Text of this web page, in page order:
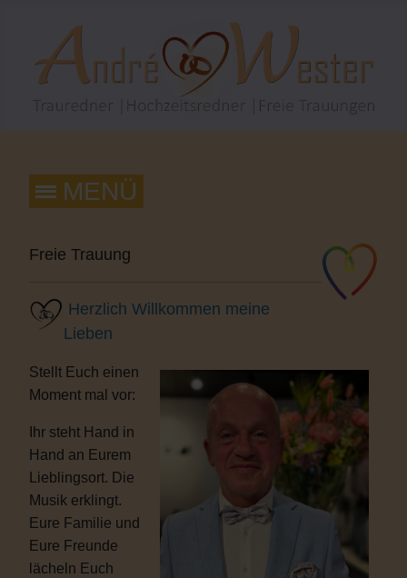
Freie Trauung
Herzlich Willkommen meine
Lieben
Stellt Euch einen
Moment mal vor:
Ihr steht Hand in
Hand an Eurem
Lieblingsort. Die
Musik erklingt.
Eure Familie und
Eure Freunde
lächeln Euch